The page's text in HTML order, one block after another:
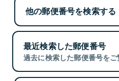
他の郵便番号を検索する
最近検索した郵便番号
過去に検索した郵便番号をご